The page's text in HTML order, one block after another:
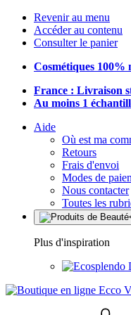
Revenir au menu
Accéder au contenu
Consulter le panier
Cosmétiques 100%
France : Livraison
Au moins 1
Aide
Où est ma
Retours
Frais d'envoi
Modes de
Nous contacter
Toutes les
Plus d'inspiration